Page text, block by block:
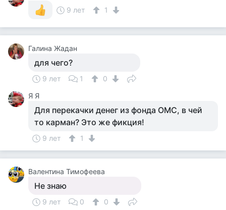
9 лет
1
Галина Жадан
для чего?
9 лет 1
0
Я Я
Для перекачки денег из фонда ОМС, в чей
то карман? Это же фикция!
9 лет 1
Валентина Тимофеева
Не знаю
9 лет 0 0